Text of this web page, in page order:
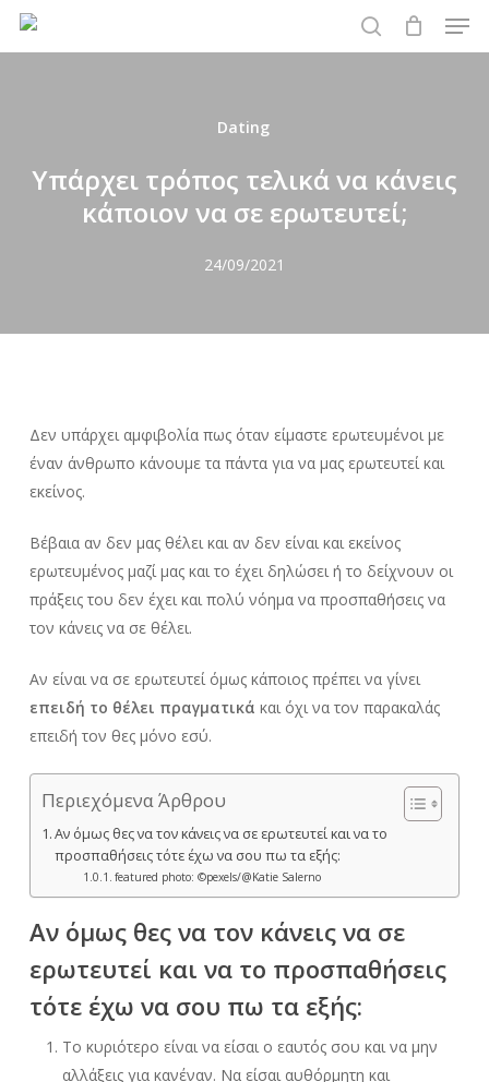
Skip
search
Dating
Υπάρχει τρόπος τελικά να κάνεις
κάποιον να σε ερωτευτεί;
24/09/2021
Δεν υπάρχει αμφιβολία πως όταν είμαστε ερωτευμένοι με
έναν άνθρωπο κάνουμε τα πάντα για να μας ερωτευτεί και
εκείνος.
Βέβαια αν δεν μας θέλει και αν δεν είναι και εκείνος
ερωτευμένος μαζί μας και το έχει δηλώσει ή το δείχνουν οι
πράξεις του δεν έχει και πολύ νόημα να προσπαθήσεις να
τον κάνεις να σε θέλει.
Αν είναι να σε ερωτευτεί όμως κάποιος πρέπει να γίνει
επειδή το θέλει πραγματικά και όχι να τον παρακαλάς
επειδή τον θες μόνο εσύ.
Περιεχόμενα Άρθρου
Αν όμως θες να τον κάνεις να σε ερωτευτεί και να το
προσπαθήσεις τότε έχω να σου πω τα εξής:
featured photo: ©pexels/@Katie Salerno
Αν όμως θες να τον κάνεις να σε
ερωτευτεί και να το προσπαθήσεις
τότε έχω να σου πω τα εξής:
Το κυριότερο είναι να είσαι ο εαυτός σου και να μην
αλλάξεις για κανέναν. Να είσαι αυθόρμητη και